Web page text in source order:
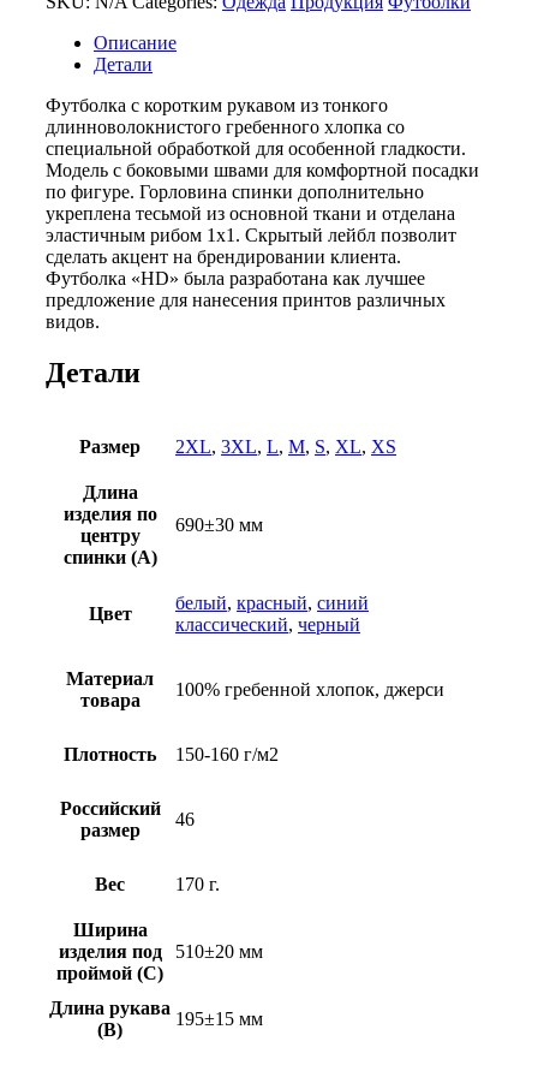
«HD»
премиального
хлопка
Описание
Детали
Футболка с коротким рукавом из тонкого
длинноволокнистого гребенного хлопка со
специальной обработкой для особенной гладкости.
Модель с боковыми швами для комфортной посадки
по фигуре. Горловина спинки дополнительно
укреплена тесьмой из основной ткани и отделана
эластичным рибом 1х1. Скрытый лейбл позволит
сделать акцент на брендировании клиента.
Футболка «HD» была разработана как лучшее
предложение для нанесения принтов различных
видов.
Детали
Размер 2XL, 3XL, L, M, S, XL, XS
Длина
изделия по
центру
спинки (A)
690±30 мм
Цвет
белый, красный, синий
классический, черный
Материал
товара
100% гребенной хлопок, джерси
Плотность 150-160 г/м2
Российский
размер
46
Вес 170 г.
Ширина
изделия под
проймой (С)
510±20 мм
Длина рукава
(B)
195±15 мм